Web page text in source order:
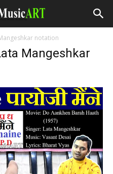
notation
Mangeshkar